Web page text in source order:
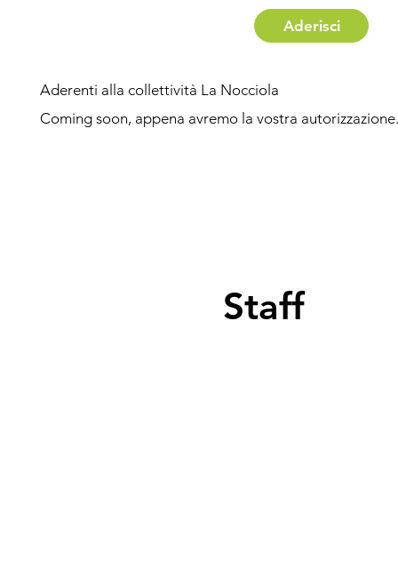
Aderisci
Aderenti alla collettività La Nocciola
Coming soon, appena avremo la vostra autorizzazione.
Staff